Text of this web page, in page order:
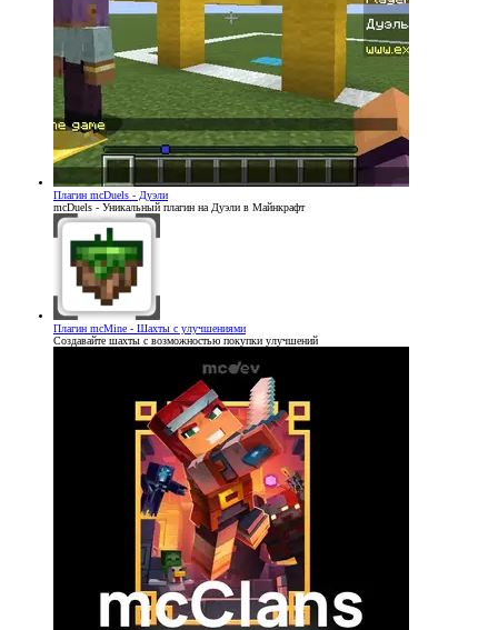
Плагин mcDuels - Дуэли
mcDuels - Уникальный плагин на Дуэли в Майнкрафт
Плагин mcMine - Шахты с улучшениями
Создавайте шахты с возможностью покупки улучшений